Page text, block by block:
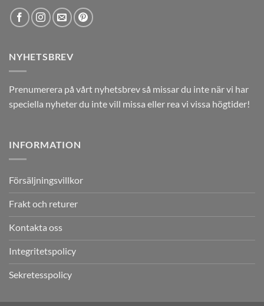
NYHETSBREV
Prenumerera på vårt nyhetsbrev så missar du inte när vi har
speciella nyheter du inte vill missa eller rea vi vissa högtider!
INFORMATION
Försäljningsvillkor
Frakt och returer
Kontakta oss
Integritetspolicy
Sekretesspolicy